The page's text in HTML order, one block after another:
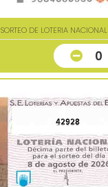
SORTEO DE LOTERIA NACIONAL
0
42928